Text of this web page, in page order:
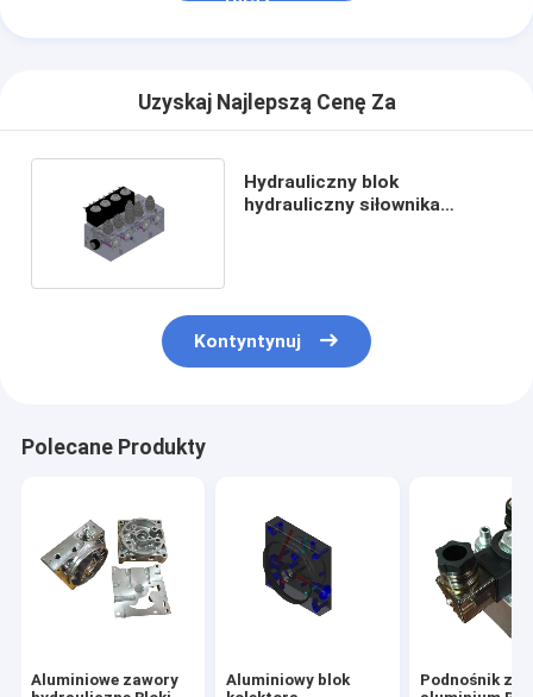
Uzyskaj Najlepszą Cenę Za
Hydrauliczny blok
hydrauliczny siłownika
Kontyntynuj
Polecane Produkty
Aluminiowe zawory
Aluminiowy blok
Podnośnik ze